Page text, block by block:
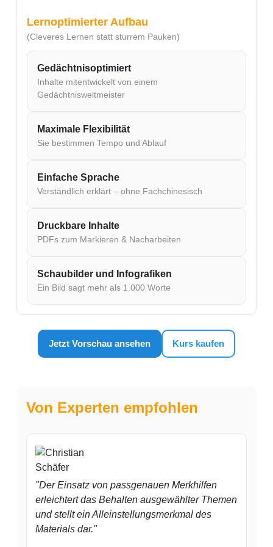
Lernoptimierter Aufbau
(Cleveres Lernen statt sturrem Pauken)
Gedächtnisoptimiert
Inhalte mitentwickelt von einem
Gedächtnisweltmeister
Maximale Flexibilität
Sie bestimmen Tempo und Ablauf
Einfache Sprache
Verständlich erklärt – ohne Fachchinesisch
Druckbare Inhalte
PDFs zum Markieren & Nacharbeiten
Schaubilder und Infografiken
Ein Bild sagt mehr als 1.000 Worte
Jetzt Vorschau ansehen Kurs kaufen
Von Experten empfohlen
"Der Einsatz von passgenauen Merkhilfen
erleichtert das Behalten ausgewählter Themen
und stellt ein Alleinstellungsmerkmal des
Materials dar."